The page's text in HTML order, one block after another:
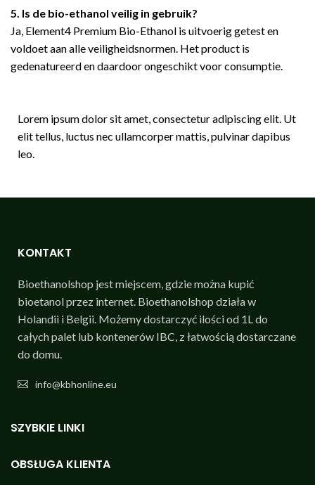
5. Is de bio-ethanol veilig in gebruik?
Ja, Element4 Premium Bio-Ethanol is uitvoerig getest en
voldoet aan alle veiligheidsnormen. Het product is
gedenatureerd en daardoor ongeschikt voor consumptie.
Lorem ipsum dolor sit amet, consectetur adipiscing elit. Ut
elit tellus, luctus nec ullamcorper mattis, pulvinar dapibus
leo.
KONTAKT
Bioethanolshop jest miejscem, gdzie można kupić
bioetanol przez internet. Bioethanolshop działa w
Holandii i Belgii. Możemy dostarczyć ilości od 1L do
całych palet lub kontenerów IBC, z łatwością dostarczane
do domu.
info@kbhonline.eu
SZYBKIE LINKI
OBSŁUGA KLIENTA